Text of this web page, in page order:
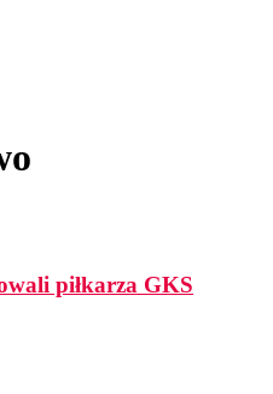
piłkarza GKS